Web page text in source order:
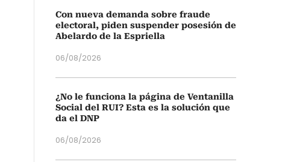
Con nueva demanda sobre fraude
electoral, piden suspender posesión de
Abelardo de la Espriella
06/08/2026
¿No le funciona la página de Ventanilla
Social del RUI? Esta es la solución que
da el DNP
06/08/2026